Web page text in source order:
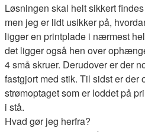
Løsningen skal helt sikkert
men jeg er lidt usikker på,
ligger en printplade i nærmest
det ligger også hen over
4 små skruer. Derudover er der
fastgjort med stik. Til sidst er der
strømoptaget som er loddet på
i stå.
Hvad gør jeg herfra?